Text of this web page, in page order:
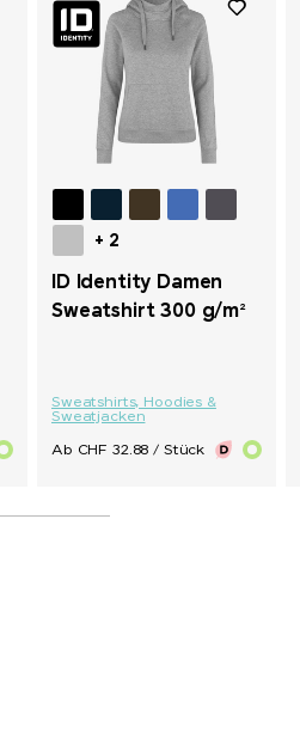
+ 2
ID Identity Damen
Sweatshirt 300 g/m²
Sweatshirts, Hoodies &
Sweatjacken
Ab CHF 32.88 / Stück